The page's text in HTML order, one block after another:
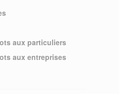
aux particuliers
aux entreprises